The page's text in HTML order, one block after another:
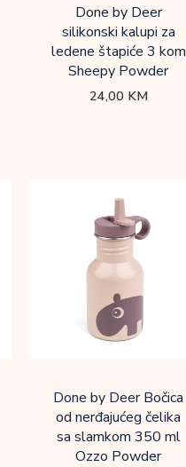
Done by Deer
silikonski kalupi za
ledene štapiće 3 kom
Sheepy Powder
24,00 KM
Done by Deer Bočica
od nerđajućeg čelika
sa slamkom 350 ml
Ozzo Powder